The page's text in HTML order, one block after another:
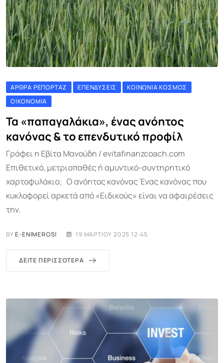
ΆΡΘΡΑ ΡΕΠΟΡΤΆΖ ΕΠΕΝΔΎΣΕΙΣ
ΚΟΙΝΩΝΊΑ ΚΌΣΜΟΣ
ΟΙΚΟΝΟΜΊΑ
Τα «παπαγαλάκια», ένας ανόητος
κανόνας & τo επενδυτικό προφίλ
Γράφει η Εβίτα Μανούδη / evitafinanzcoach.com
Επιθετικό, μετριοπαθές ή αμυντικό-συντηρητικό
χαρτοφυλάκιο; Ο ανόητος κανόνας Ένας κανόνας που
κυκλοφορεί αρκετά από «Ειδικούς» είναι να αφαιρέσεις
την.
BYE-ENIMEROSI 19 ΜΑΡΤΊΟΥ 2025 12:45
ΔΕΊΤΕ ΠΕΡΙΣΣΌΤΕΡΑ